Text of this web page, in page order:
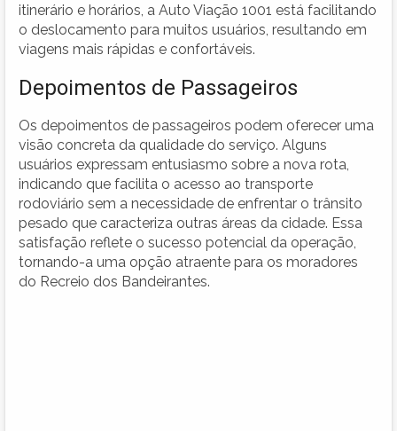
itinerário e horários, a Auto Viação 1001 está facilitando
o deslocamento para muitos usuários, resultando em
viagens mais rápidas e confortáveis.
Depoimentos de Passageiros
Os depoimentos de passageiros podem oferecer uma
visão concreta da qualidade do serviço. Alguns
usuários expressam entusiasmo sobre a nova rota,
indicando que facilita o acesso ao transporte
rodoviário sem a necessidade de enfrentar o trânsito
pesado que caracteriza outras áreas da cidade. Essa
satisfação reflete o sucesso potencial da operação,
tornando-a uma opção atraente para os moradores
do Recreio dos Bandeirantes.